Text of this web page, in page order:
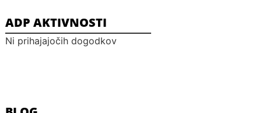
ADP AKTIVNOSTI
Ni prihajajočih dogodkov